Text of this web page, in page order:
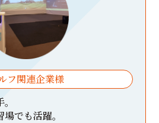
フ関連企業様
でも活躍。